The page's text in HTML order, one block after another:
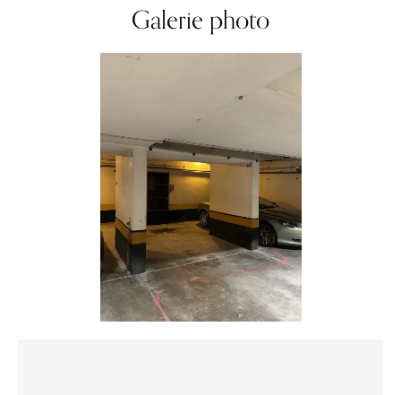
Galerie photo